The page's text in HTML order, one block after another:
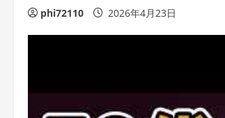
phi72110 2026年4月23日